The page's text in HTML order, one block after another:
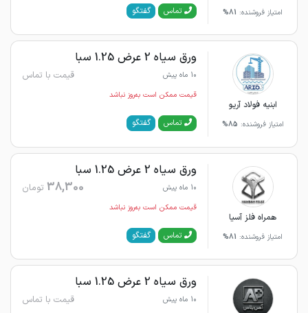
امتیاز فروشنده: 81% تماس گفتگو
ابنیه فولاد آریو
امتیاز فروشنده: 85%
ورق سیاه 2 عرض 1.25 سبا
10 ماه پیش قیمت با تماس
قیمت ممکن است به‌روز نباشد
تماس گفتگو
همراه فلز آسیا
امتیاز فروشنده: 81%
ورق سیاه 2 عرض 1.25 سبا
10 ماه پیش 38,300 تومان
قیمت ممکن است به‌روز نباشد
تماس گفتگو
ورق سیاه 2 عرض 1.25 سبا
10 ماه پیش قیمت با تماس